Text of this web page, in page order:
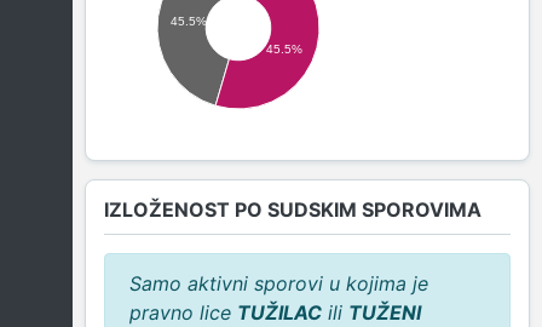
45.5%
45.5%
IZLOŽENOST PO SUDSKIM SPOROVIMA
Samo aktivni sporovi u kojima je
pravno lice TUŽILAC ili TUŽENI